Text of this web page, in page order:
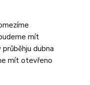
mít
dubna
mít otevřeno